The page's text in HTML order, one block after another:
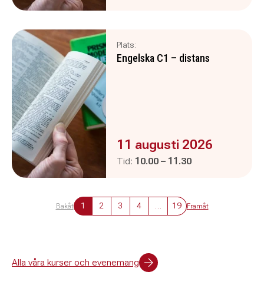
Plats:
Engelska C1 – distans
Evenemanget är :
11 augusti 2026
Tid: Pågår mellan
10.00 – och
11.30
Bakåt 1 2 3 4 19 Framåt
Alla våra kurser och evenemang